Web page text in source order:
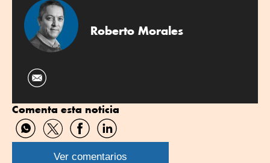
Roberto Morales
Comenta esta noticia
Compartir
por
WhatsApp
Compartir
por
Twitter
Compartir
por
Facebook
Compartir
por
Linkedin
Ver comentarios